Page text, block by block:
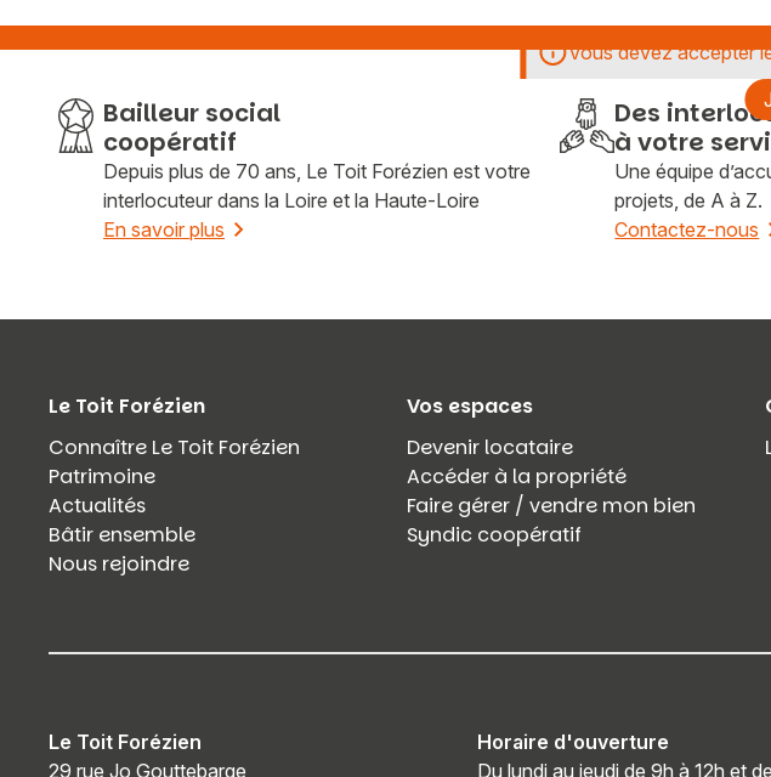
Vous recherchez&nbsp;:
Rechercher
Vous devez accepter
Bailleur social
coopératif
Depuis plus de 70 ans, Le Toit Forézien est votre
interlocuteur dans la Loire et la Haute-Loire
En savoir plus
Des
à votre
Une équipe
projets, de A à Z.
Contactez-nous
Le Toit Forézien
Connaître Le Toit Forézien
Patrimoine
Actualités
Bâtir ensemble
Nous rejoindre
Vos espaces
Devenir locataire
Accéder à la propriété
Faire gérer / vendre mon bien
Syndic coopératif
Le Toit Forézien
29 rue Jo Gouttebarge
Horaire d'ouverture
Du lundi au jeudi de 9h à 12h et